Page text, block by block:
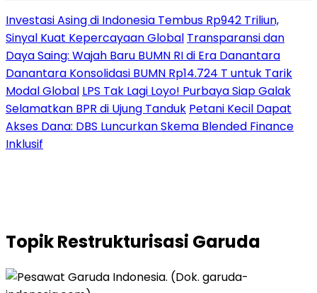
Investasi Asing di Indonesia Tembus Rp942 Triliun,
Sinyal Kuat Kepercayaan Global Transparansi dan
Daya Saing: Wajah Baru BUMN RI di Era Danantara
Danantara Konsolidasi BUMN Rp14.724 T untuk Tarik
Modal Global LPS Tak Lagi Loyo! Purbaya Siap Galak
Selamatkan BPR di Ujung Tanduk Petani Kecil Dapat
Akses Dana: DBS Luncurkan Skema Blended Finance
Inklusif
TopikRestrukturisasi Garuda